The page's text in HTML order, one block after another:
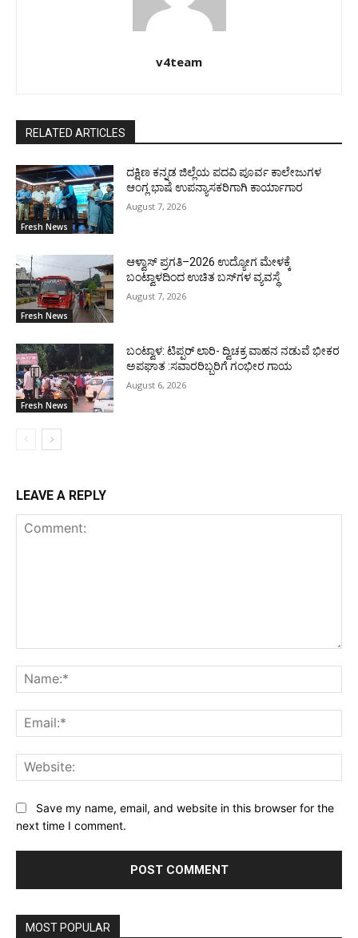
v4team
RELATED ARTICLES
Fresh News
ದಕ್ಷಿಣ ಕನ್ನಡ ಜಿಲ್ಲೆಯ ಪದವಿ ಪೂರ್ವ ಕಾಲೇಜುಗಳ
ಆಂಗ್ಲ ಭಾಷೆ ಉಪನ್ಯಾಸಕರಿಗಾಗಿ ಕಾರ್ಯಾಗಾರ
August 7, 2026
Fresh News
ಆಳ್ವಾಸ್ ಪ್ರಗತಿ–2026 ಉದ್ಯೋಗ ಮೇಳಕ್ಕೆ
ಬಂಟ್ವಾಳದಿಂದ ಉಚಿತ ಬಸ್‌ಗಳ ವ್ಯವಸ್ಥೆ
August 7, 2026
Fresh News
ಬಂಟ್ವಾಳ: ಟಿಪ್ಪರ್ ಲಾರಿ- ದ್ವಿಚಕ್ರ ವಾಹನ ನಡುವೆ ಭೀಕರ
ಅಪಘಾತ :ಸವಾರರಿಬ್ಬರಿಗೆ ಗಂಭೀರ ಗಾಯ
August 6, 2026
LEAVE A REPLY
Save my name, email, and website in this browser for the
next time I comment.
MOST POPULAR